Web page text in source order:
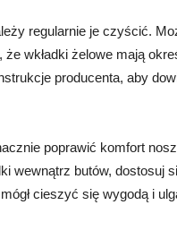
regularnie je czyścić.
że wkładki żelowe mają
producenta, aby
poprawić komfort
wewnątrz butów, dostosuj
cieszyć się wygodą i